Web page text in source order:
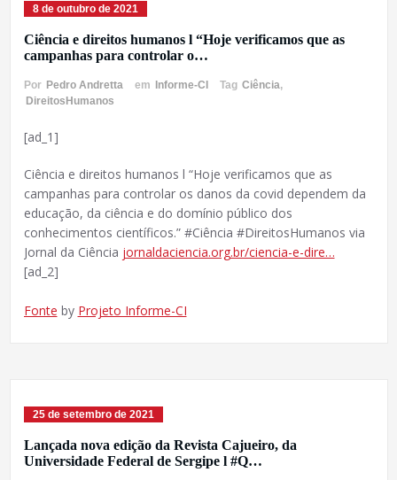
8 de outubro de 2021
Ciência e direitos humanos l “Hoje verificamos que as
campanhas para controlar o…
Por Pedro Andretta em Informe-CI Tag Ciência,
DireitosHumanos
[ad_1]
Ciência e direitos humanos l “Hoje verificamos que as
campanhas para controlar os danos da covid dependem da
educação, da ciência e do domínio público dos
conhecimentos científicos.” #Ciência #DireitosHumanos via
Jornal da Ciência jornaldaciencia.org.br/ciencia-e-dire…
[ad_2]
Fonte by Projeto Informe-CI
25 de setembro de 2021
Lançada nova edição da Revista Cajueiro, da
Universidade Federal de Sergipe l #Q…